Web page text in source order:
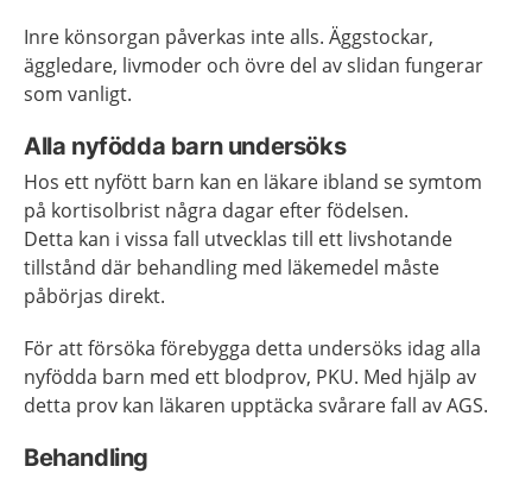
Inre könsorgan påverkas inte alls. Äggstockar,
äggledare, livmoder och övre del av slidan fungerar
som vanligt.
Alla nyfödda barn undersöks
Hos ett nyfött barn kan en läkare ibland se symtom
på kortisolbrist några dagar efter födelsen.
Detta kan i vissa fall utvecklas till ett livshotande
tillstånd där behandling med läkemedel måste
påbörjas direkt.
För att försöka förebygga detta undersöks idag alla
nyfödda barn med ett blodprov, PKU. Med hjälp av
detta prov kan läkaren upptäcka svårare fall av AGS.
Behandling